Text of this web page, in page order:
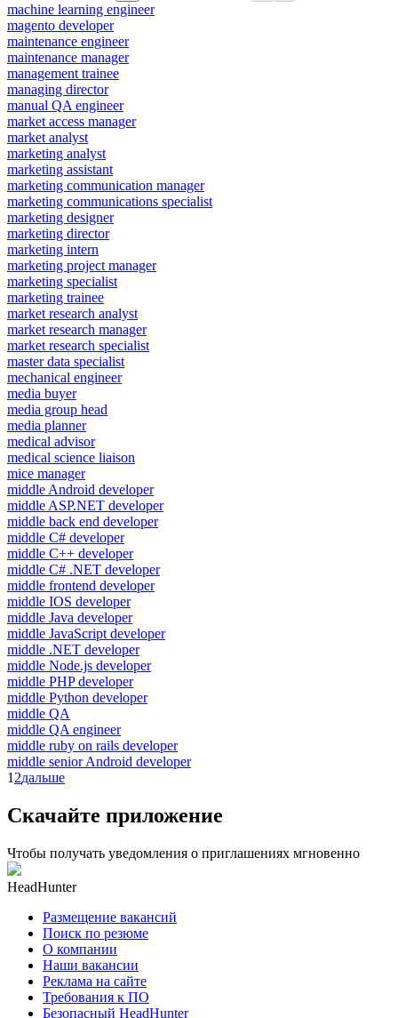
machine learning engineer
magento developer
maintenance engineer
maintenance manager
management trainee
managing director
manual QA engineer
market access manager
market analyst
marketing analyst
marketing assistant
marketing communication manager
marketing communications specialist
marketing designer
marketing director
marketing intern
marketing project manager
marketing specialist
marketing trainee
market research analyst
market research manager
market research specialist
master data specialist
mechanical engineer
media buyer
media group head
media planner
medical advisor
medical science liaison
mice manager
middle Android developer
middle ASP.NET developer
middle back end developer
middle C# developer
middle C++ developer
middle C# .NET developer
middle frontend developer
middle IOS developer
middle Java developer
middle JavaScript developer
middle .NET developer
middle Node.js developer
middle PHP developer
middle Python developer
middle QA
middle QA engineer
middle ruby on rails developer
middle senior Android developer
1 2дальше
Скачайте приложение
Чтобы получать уведомления о приглашениях мгновенно
HeadHunter
Размещение вакансий
Поиск по резюме
О компании
Наши вакансии
Реклама на сайте
Требования к ПО
Безопасный HeadHunter